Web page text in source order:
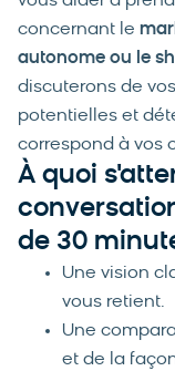
concernant le
autonome ou le
discuterons de
potentielles et
correspond à vos
À quoi
de 30
Une vision
vous retient.
Une
et de la